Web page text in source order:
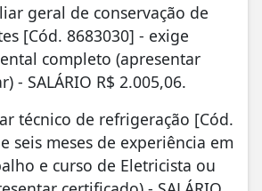
geral de conservação de
[Cód. 8683030] - exige
completo (apresentar
- SALÁRIO R$ 2.005,06.
técnico de refrigeração [Cód.
seis meses de experiência em
e curso de Eletricista ou